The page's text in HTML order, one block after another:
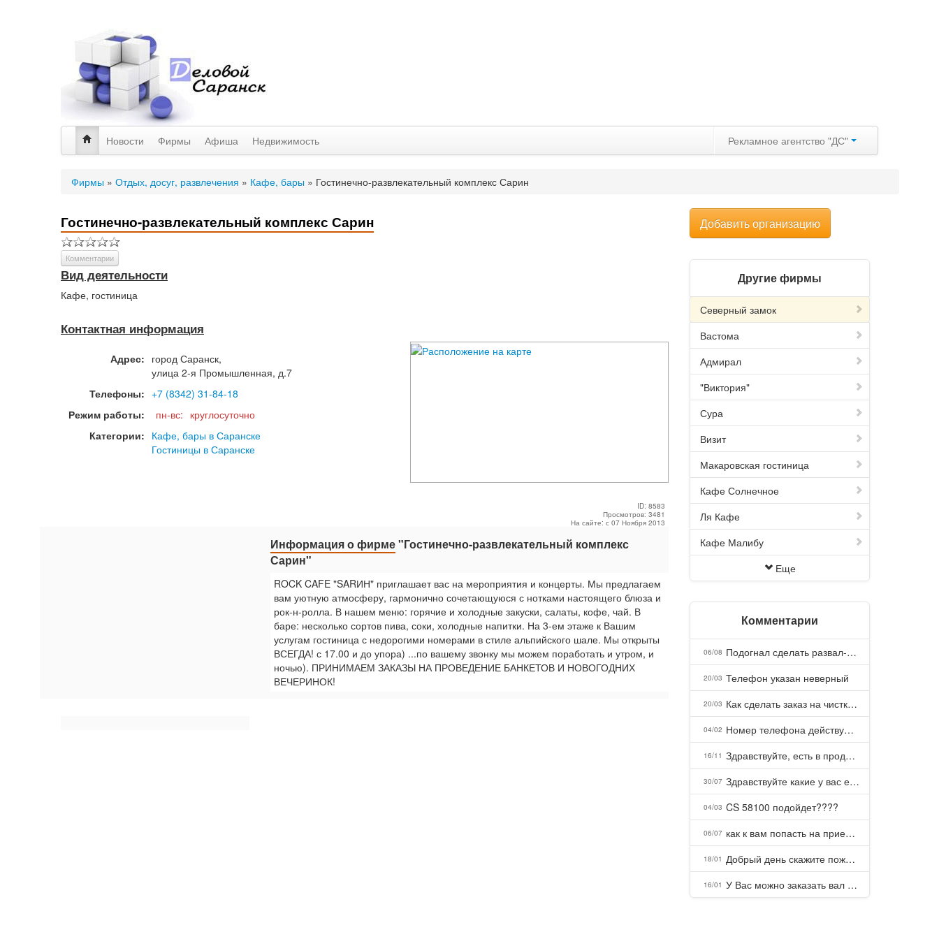
Новости Фирмы Афиша Недвижимость Рекламное агентство "ДС"
Фирмы » Отдых, досуг, развлечения » Кафе, бары » Гостинечно-развлекательный комплекс Сарин
Гостинечно-развлекательный комплекс Сарин
Комментарии
Вид деятельности
Кафе, гостиница
Контактная информация
Адрес: город Саранск,
улица 2-я Промышленная, д.7
Телефоны: +7 (8342) 31-84-18
Режим работы:
пн-вс: круглосуточно
Категории: Кафе, бары в Саранске
Гостиницы в Саранске
ID: 8583
Просмотров: 3481
На сайте: с 07 Ноября 2013
Информация о фирме"Гостинечно-развлекательный комплекс
Сарин"
ROCK CAFE "SARИН" приглашает вас на мероприятия и концерты. Мы предлагаем
вам уютную атмосферу, гармонично сочетающуюся с нотками настоящего блюза и
рок-н-ролла. В нашем меню: горячие и холодные закуски, салаты, кофе, чай. В
баре: несколько сортов пива, соки, холодные напитки. На 3-ем этаже к Вашим
услугам гостиница с недорогими номерами в стиле альпийского шале. Мы открыты
ВСЕГДА! с 17.00 и до упора) ...по вашему звонку мы можем поработать и утром, и
ночью). ПРИНИМАЕМ ЗАКАЗЫ НА ПРОВЕДЕНИЕ БАНКЕТОВ И НОВОГОДНИХ
ВЕЧЕРИНОК!
Добавить организацию
Другие фирмы
Северный замок
Вастома
Адмирал
"Виктория"
Сура
Визит
Макаровская гостиница
Кафе Солнечное
Ля Кафе
Кафе Малибу
Еще
Комментарии
06/08 Подогнал сделать развал-схождение, сделали- машина уходит на право и колеса проверил все хорошо с атмосферами ужас как можно делать авто, не ужели не берегут свою репутацию, не советую.
20/03 Телефон указан неверный
20/03 Как сделать заказ на чистку пуховых подушек?
04/02 Номер телефона действующий можно узнать почему номер неправельный
16/11 Здравствуйте, есть в продаже? Есть доставка до Казани?
30/07 Здравствуйте какие у вас есть курсы и какая цена, ?
04/03 CS 58100 подойдет????
06/07 как к вам попасть на прием? Или дозвониться, трубку не берете.
18/01 Добрый день скажите пожалуйста как можно с вами связаться . Телефон не отвечает .Заказала кухню в тц Хороший есть претензии а менеджер контактов не дает .Что делать?
16/01 У Вас можно заказать вал шлицевой от косилки заря для мтз, который соединяет мотоблок с косилкой.?